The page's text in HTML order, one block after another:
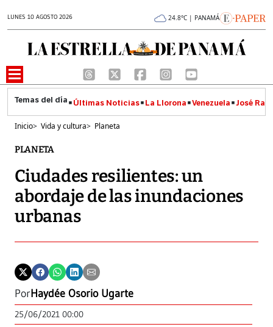
LUNES 10 AGOSTO 2026 24.8°C | PANAMÁ
Últimas Noticias La Llorona Venezuela José
Inicio> Vida y cultura> Planeta
PLANETA
Ciudades resilientes: un
abordaje de las inundaciones
urbanas
PorHaydée Osorio Ugarte
25/06/2021 00:00